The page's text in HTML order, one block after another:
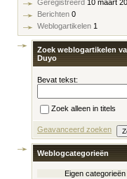
Geregistreerd 10 maart
Berichten 0
Weblogartikelen 1
Zoek weblogartikelen
Duyo
Bevat tekst:
Zoek alleen in titels
Geavanceerd zoeken
Weblogcategorieën
Eigen categorieën